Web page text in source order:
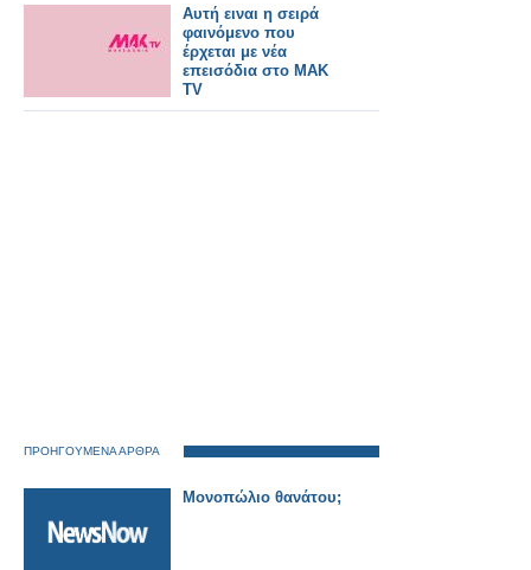
Αυτή ειναι η σειρά
φαινόμενο που
έρχεται με νέα
επεισόδια στο ΜΑΚ
TV
ΠΡΟΗΓΟΥΜΕΝΑ ΑΡΘΡΑ
Μονοπώλιο θανάτου;